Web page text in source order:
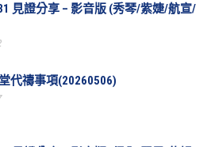
見證分享 – 影音版 (秀琴/紫婕/航宣/
代禱事項(20260506)